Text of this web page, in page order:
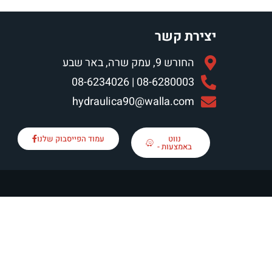
יצירת קשר
החורש 9, עמק שרה, באר שבע
08-6280003 | 08-6234026
hydraulica90@walla.com
נווט
באמצעות -
עמוד הפייסבוק שלנו